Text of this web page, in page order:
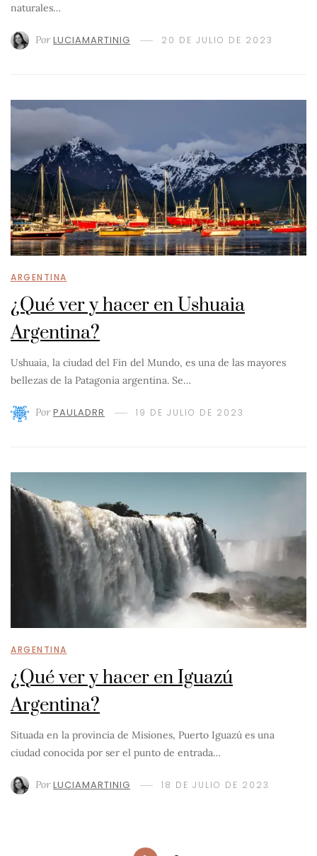
naturales…
Por LUCIAMARTINIG 20 DE JULIO DE 2023
ARGENTINA
¿Qué ver y hacer en Ushuaia
Argentina?
Ushuaia, la ciudad del Fin del Mundo, es una de las mayores
bellezas de la Patagonia argentina. Se…
Por PAULADRR 19 DE JULIO DE 2023
ARGENTINA
¿Qué ver y hacer en Iguazú
Argentina?
Situada en la provincia de Misiones, Puerto Iguazú es una
ciudad conocida por ser el punto de entrada…
Por LUCIAMARTINIG 18 DE JULIO DE 2023